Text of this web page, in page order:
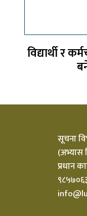
विद्यार्थी र
सूचना
(अभ्यास
प्रधान